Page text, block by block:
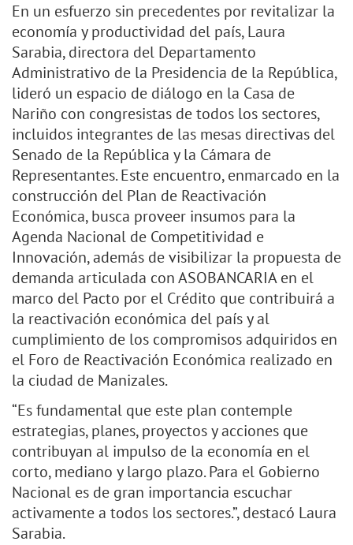
En un esfuerzo sin precedentes por revitalizar la
economía y productividad del país, Laura
Sarabia, directora del Departamento
Administrativo de la Presidencia de la República,
lideró un espacio de diálogo en la Casa de
Nariño con congresistas de todos los sectores,
incluidos integrantes de las mesas directivas del
Senado de la República y la Cámara de
Representantes. Este encuentro, enmarcado en la
construcción del Plan de Reactivación
Económica, busca proveer insumos para la
Agenda Nacional de Competitividad e
Innovación, además de visibilizar la propuesta de
demanda articulada con ASOBANCARIA en el
marco del Pacto por el Crédito que contribuirá a
la reactivación económica del país y al
cumplimiento de los compromisos adquiridos en
el Foro de Reactivación Económica realizado en
la ciudad de Manizales.
“Es fundamental que este plan contemple
estrategias, planes, proyectos y acciones que
contribuyan al impulso de la economía en el
corto, mediano y largo plazo. Para el Gobierno
Nacional es de gran importancia escuchar
activamente a todos los sectores.”, destacó Laura
Sarabia.